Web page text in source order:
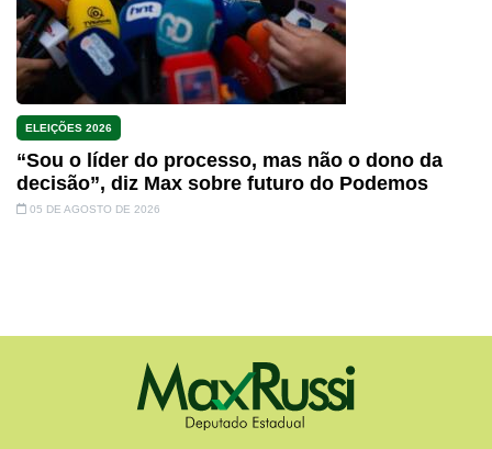
ELEIÇÕES 2026
“Sou o líder do processo, mas não o dono da
decisão”, diz Max sobre futuro do Podemos
05 DE AGOSTO DE 2026